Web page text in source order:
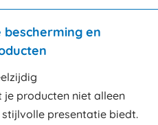
bescherming en
producten niet alleen
presentatie biedt.